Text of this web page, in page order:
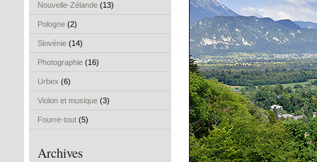
Nouvelle-Zélande (13)
Pologne (2)
Slovénie (14)
Photographie (16)
Urbex (6)
Violon et musique (3)
Fourre-tout (5)
Archives